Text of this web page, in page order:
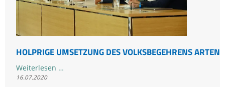
HOLPRIGE UMSETZUNG DES VOLKSBEGEHRENS
Weiterlesen …Holprige
16.07.2020